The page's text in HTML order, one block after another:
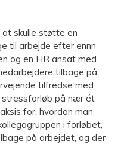
skulle støtte en
til arbejde efter ennn
og en HR ansat med
tilbage på
tilfredse med
stressforløb på nær ét
for, hvordan man
i forløbet,
på arbejdet, og der